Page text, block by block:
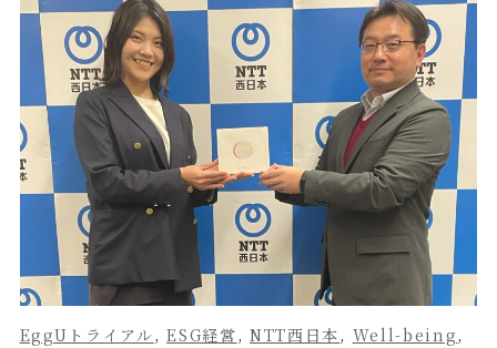
EggUトライアル, ESG経営, NTT西日本, Well-being,